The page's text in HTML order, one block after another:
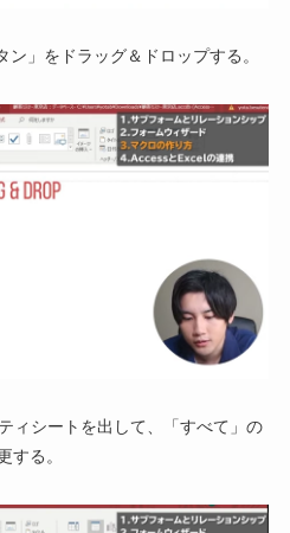
」をドラッグ＆ドロップする。
ィシートを出して、「すべて」の
する。